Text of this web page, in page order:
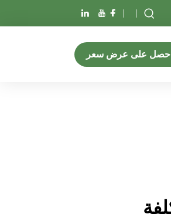
احصل على عرض سعر